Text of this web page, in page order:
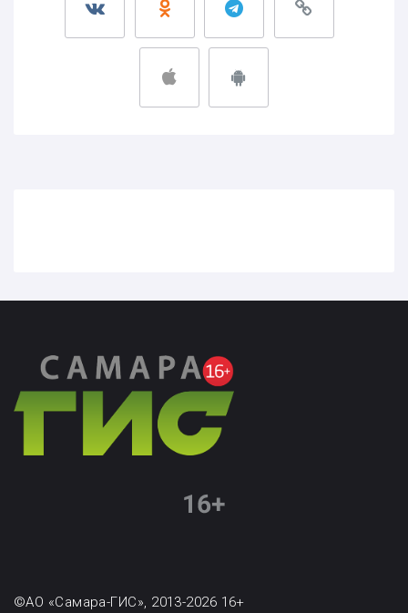
©АО «Самара-ГИС», 2013-2026 16+